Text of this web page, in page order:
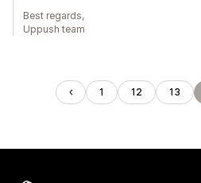
Best regards,
Uppush team
1 12 13